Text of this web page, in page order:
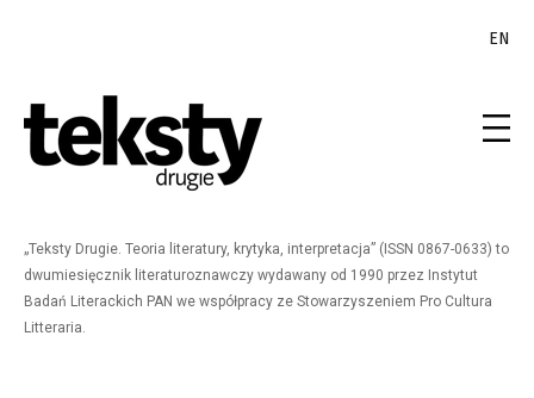
EN
„Teksty Drugie. Teoria literatury, krytyka, interpretacja” (ISSN 0867-0633) to
dwumiesięcznik literaturoznawczy wydawany od 1990 przez Instytut
Badań Literackich PAN we współpracy ze Stowarzyszeniem Pro Cultura
Litteraria.